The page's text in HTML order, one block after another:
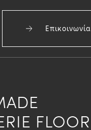
Επικοινωνία
FLOOR